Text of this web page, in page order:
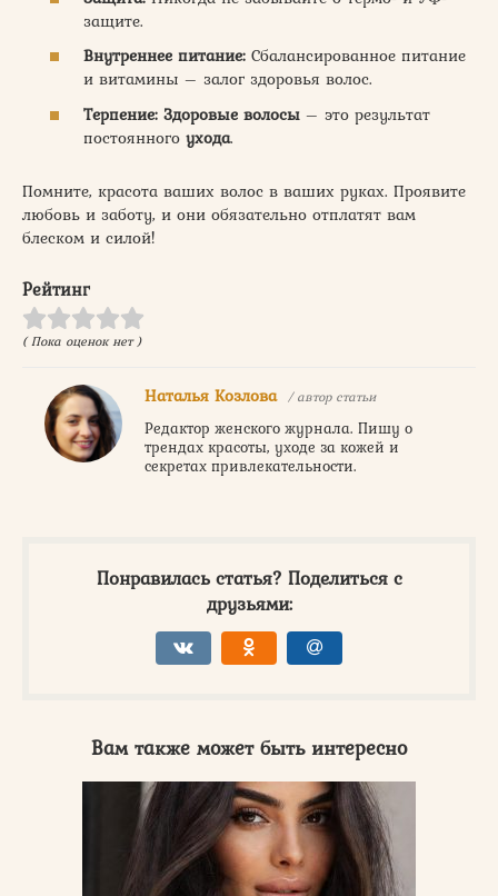
защите.
Внутреннее питание: Сбалансированное питание
и витамины – залог здоровья волос.
Терпение: Здоровые волосы – это результат
постоянного ухода.
Помните, красота ваших волос в ваших руках. Проявите
любовь и заботу, и они обязательно отплатят вам
блеском и силой!
Рейтинг
( Пока оценок нет )
Наталья Козлова / автор статьи
Редактор женского журнала. Пишу о
трендах красоты, уходе за кожей и
секретах привлекательности.
Понравилась статья? Поделиться с
друзьями:
Вам также может быть интересно